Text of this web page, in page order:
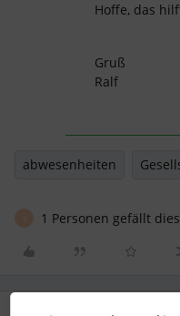
Hoffe, das
Gruß
Ralf
abwesenheiten
1 Personen gefällt dies